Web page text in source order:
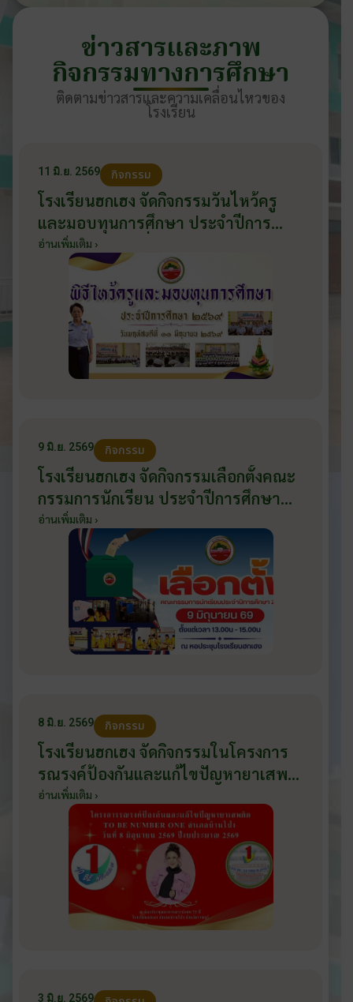
ข่าวสารและภาพ
กิจกรรมทางการศึกษา
ติดตามข่าวสารและความเคลื่อนไหวของ
โรงเรียน
11 มิ.ย. 2569 กิจกรรม
โรงเรียนฮกเฮง จัดกิจกรรมวันไหว้ครู
และมอบทุนการศึกษา ประจำปีการ
ศึกษา 2569 วันที่ 11 มิถุนายน 2569
อ่านเพิ่มเติม ›
9 มิ.ย. 2569 กิจกรรม
โรงเรียนฮกเฮง จัดกิจกรรมเลือกตั้งคณะ
กรรมการนักเรียน ประจำปีการศึกษา
2569 ส่งเสริมประชาธิปไตยในโรงเรียน
วันที่ 9 มิถุนายน 2569
อ่านเพิ่มเติม ›
8 มิ.ย. 2569 กิจกรรม
โรงเรียนฮกเฮง จัดกิจกรรมในโครงการ
รณรงค์ป้องกันและแก้ไขปัญหายาเสพ
ติด TO BE NUMBER ONE อำเภอ
บ้านโป่ง ปีงบประมาณ 2569 ให้กับ
นักเรียนแกนนำ ในวันที่ 8 มิถุนายน
2569
อ่านเพิ่มเติม ›
3 มิ.ย. 2569